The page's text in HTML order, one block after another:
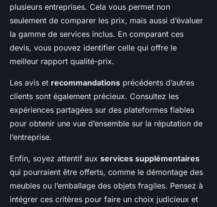
plusieurs entreprises. Cela vous permet non
seulement de comparer les prix, mais aussi d’évaluer
la gamme de services inclus. En comparant ces
devis, vous pouvez identifier celle qui offre le
meilleur rapport qualité-prix.
Les avis et recommandations précédents d’autres
clients sont également précieux. Consultez les
expériences partagées sur des plateformes fiables
pour obtenir une vue d’ensemble sur la réputation de
l’entreprise.
Enfin, soyez attentif aux services supplémentaires
qui pourraient être offerts, comme le démontage des
meubles ou l’emballage des objets fragiles. Pensez à
intégrer ces critères pour faire un choix judicieux et